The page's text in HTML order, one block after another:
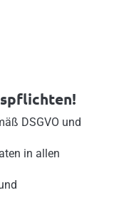
DSGVO und
in allen